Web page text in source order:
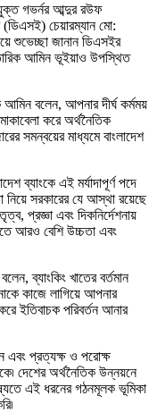
গভর্নর আব্দুর রউফ
(ডিএসই) চেয়ারম্যান মো:
শুভেচ্ছা জানান ডিএসইর
আমিন ভূইয়াও উপস্থিত
আমিন বলেন, আপনার দীর্ঘ কর্মময়
করে অর্থনৈতিক
সমন্বয়ের মাধ্যমে বাংলাদেশ
ব্যাংকে এই মর্যাদাপূর্ণ পদে
নিয়ে সরকারের যে আস্থা রয়েছে
প্রজ্ঞা এবং দিকনির্দেশনায়
আরও বেশি উচ্চতা এবং
ব্যাংকিং খাতের বর্তমান
কাজে লাগিয়ে আপনার
ইতিবাচক পরিবর্তন আনার
এবং প্রত্যক্ষ ও পরোক্ষ
দেশের অর্থনৈতিক উন্নয়নে
এই ধরনের গঠনমূলক ভূমিকা